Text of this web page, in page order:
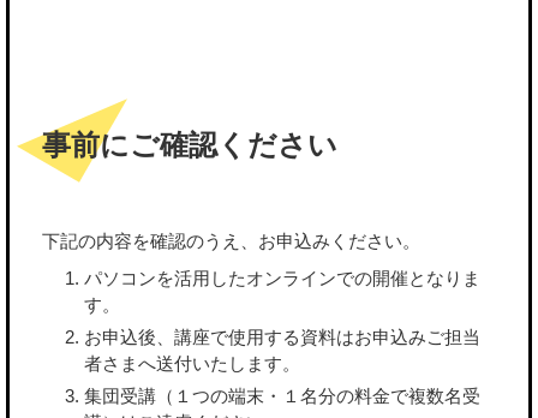
事前にご確認ください
下記の内容を確認のうえ、お申込みください。
パソコンを活用したオンラインでの開催となりま
す。
お申込後、講座で使用する資料はお申込みご担当
者さまへ送付いたします。
集団受講（１つの端末・１名分の料金で複数名受